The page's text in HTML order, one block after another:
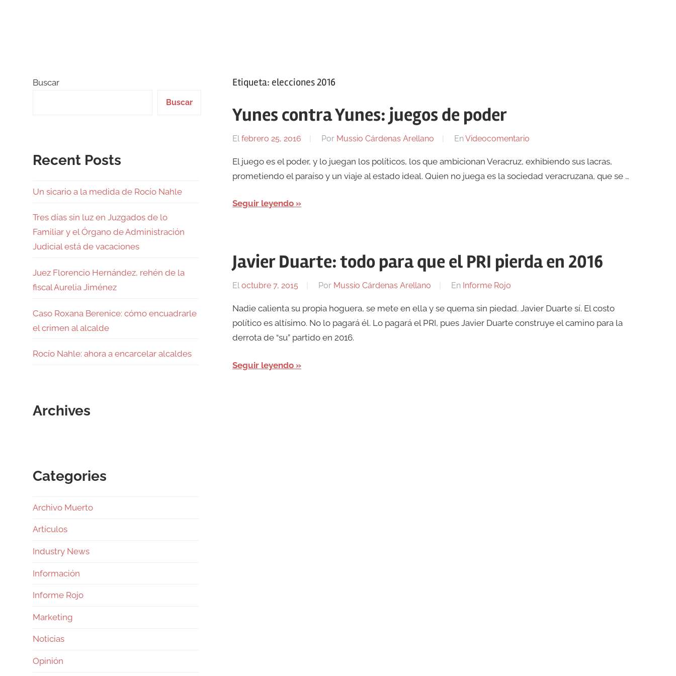
Etiqueta: elecciones 2016
Yunes contra Yunes: juegos de poder
Elfebrero 25, 2016 Por Mussio Cárdenas Arellano En Videocomentario
El juego es el poder, y lo juegan los políticos, los que ambicionan Veracruz, exhibiendo sus lacras,
prometiendo el paraíso y un viaje al estado ideal. Quien no juega es la sociedad veracruzana, que se …
Seguir leyendo
Javier Duarte: todo para que el PRI pierda en 2016
Eloctubre 7, 2015 Por Mussio Cárdenas Arellano En Informe Rojo
Nadie calienta su propia hoguera, se mete en ella y se quema sin piedad. Javier Duarte sí. El costo
político es altísimo. No lo pagará él. Lo pagará el PRI, pues Javier Duarte construye el camino para la
derrota de “su” partido en 2016.
Seguir leyendo
Buscar
Buscar
Recent Posts
Un sicario a la medida de Rocío Nahle
Tres días sin luz en Juzgados de lo
Familiar y el Órgano de Administración
Judicial está de vacaciones
Juez Florencio Hernández, rehén de la
fiscal Aurelia Jiménez
Caso Roxana Berenice: cómo encuadrarle
el crimen al alcalde
Rocío Nahle: ahora a encarcelar alcaldes
Archives
Categories
Archivo Muerto
Artículos
Industry News
Información
Informe Rojo
Marketing
Noticias
Opinión